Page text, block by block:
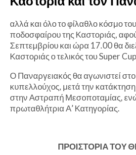
αλλά και όλο το φίλαθλο κόσμο
ποδοσφαίρου της Καστοριάς,
Σεπτεμβρίου και ώρα 17.00 θα
Καστοριάς ο τελικός του Super
Ο Παναργειακός θα αγωνιστεί
κυπελλούχος, μετά την
στην Αστραπή Μεσοποταμίας,
πρωταθλήτρια Α’ Κατηγορίας.
ΠΡΟΙΣΤΟΡΙΑ ΤΟΥ